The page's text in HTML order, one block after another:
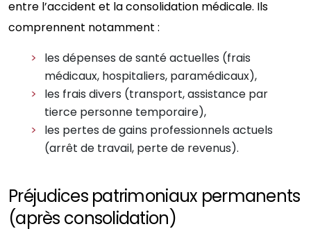
entre l’accident et la consolidation médicale. Ils
comprennent notamment :
les dépenses de santé actuelles (frais
médicaux, hospitaliers, paramédicaux),
les frais divers (transport, assistance par
tierce personne temporaire),
les pertes de gains professionnels actuels
(arrêt de travail, perte de revenus).
Préjudices patrimoniaux permanents
(après consolidation)